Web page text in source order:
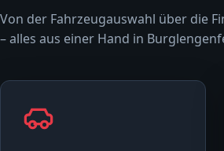
Von der Fahrzeugauswahl über die
– alles aus einer Hand in